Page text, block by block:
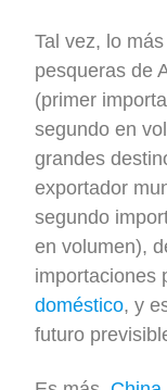
Tal vez, lo
pesqueras de
(primer
segundo en
grandes
exportador
segundo
en volumen),
importaciones
doméstico, y
futuro